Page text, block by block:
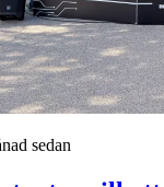
sedan